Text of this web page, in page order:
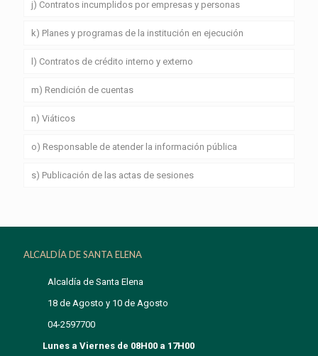
j) Contratos incumplidos por empresas y personas
k) Planes y programas de la institución en ejecución
l) Contratos de crédito interno y externo
m) Rendición de cuentas
n) Viáticos
o) Responsable de atender la información pública
s) Publicación de las actas de sesiones
ALCALDÍA DE SANTA ELENA
Alcaldía de Santa Elena
18 de Agosto y 10 de Agosto
04-2597700
Lunes a Viernes de 08H00 a 17H00